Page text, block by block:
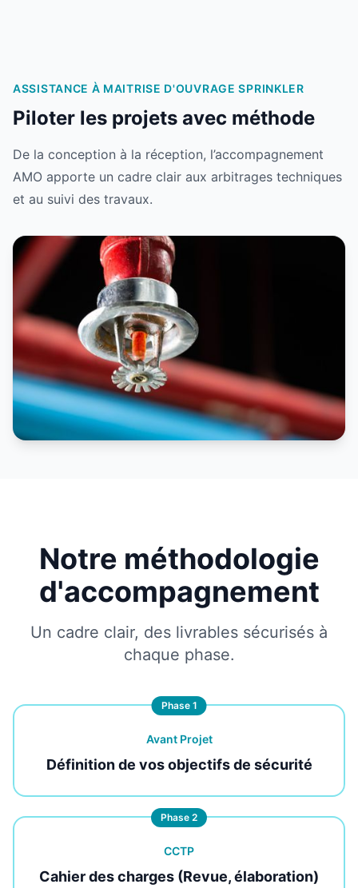
ASSISTANCE À MAITRISE D'OUVRAGE SPRINKLER
Piloter les projets avec méthode
De la conception à la réception, l’accompagnement
AMO apporte un cadre clair aux arbitrages techniques
et au suivi des travaux.
Notre méthodologie
d'accompagnement
Un cadre clair, des livrables sécurisés à
chaque phase.
Phase 1
Avant Projet
Définition de vos objectifs de sécurité
Phase 2
CCTP
Cahier des charges (Revue, élaboration)